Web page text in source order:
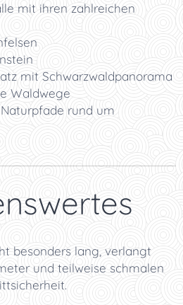
mit ihren zahlreichen
mit Schwarzwaldpanorama
Waldwege
rund um
besonders lang, verlangt
und teilweise schmalen